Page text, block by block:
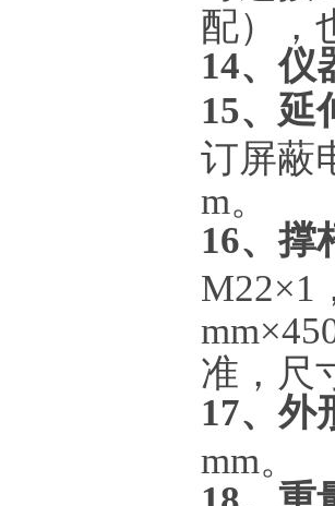
配），
14、仪
15、延
订屏蔽
m。
16、撑
M22×1
准，尺
17、外
mm。